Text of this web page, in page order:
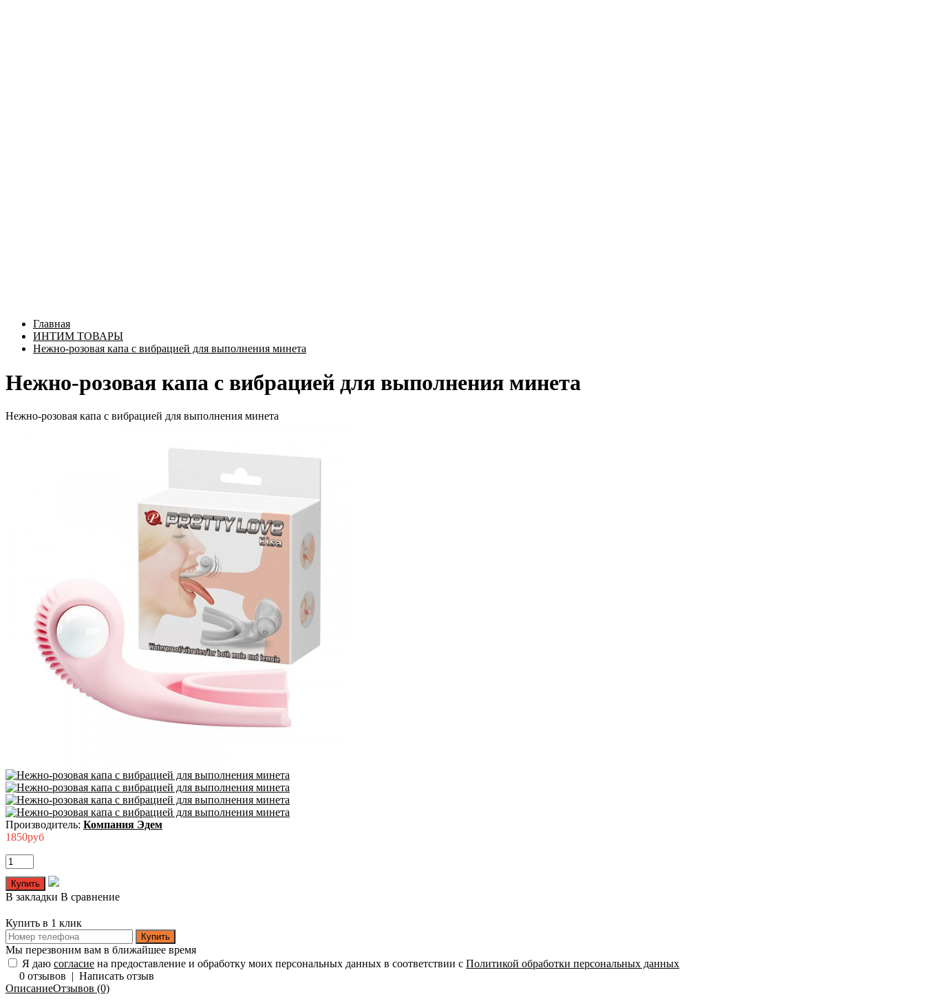
Главная
ИНТИМ ТОВАРЫ
Нежно-розовая капа с вибрацией для выполнения минета
Нежно-розовая капа с вибрацией для выполнения минета
Нежно-розовая капа с вибрацией для выполнения минета
Производитель: Компания Эдем
1850руб
В закладки В сравнение
Купить в 1 клик
Купить
Мы перезвоним вам в ближайшее время
Я даю согласие на предоставление и обработку моих персональных данных в соответствии с Политикой обработки персональных данных
0 отзывов | Написать отзыв
ОписаниеОтзывов (0)